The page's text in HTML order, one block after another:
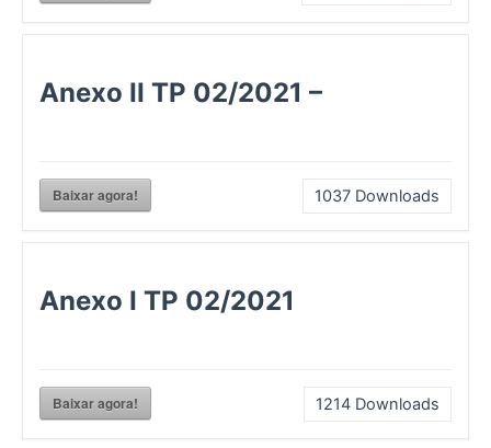
Anexo II TP 02/2021 –
Baixar agora! 1037 Downloads
Anexo I TP 02/2021
Baixar agora! 1214 Downloads